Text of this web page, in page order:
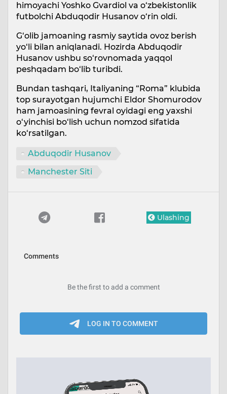
himoyachi Yoshko Gvardiol va o‘zbekistonlik
futbolchi Abduqodir Husanov o‘rin oldi.
G‘olib jamoaning rasmiy saytida ovoz berish
yo‘li bilan aniqlanadi. Hozirda Abduqodir
Husanov ushbu so‘rovnomada yaqqol
peshqadam bo‘lib turibdi.
Bundan tashqari, Italiyaning “Roma” klubida
top surayotgan hujumchi Eldor Shomurodov
ham jamoasining fevral oyidagi eng yaxshi
o‘yinchisi bo‘lish uchun nomzod sifatida
ko‘rsatilgan.
Abduqodir Husanov
Manchester Siti
Ulashing